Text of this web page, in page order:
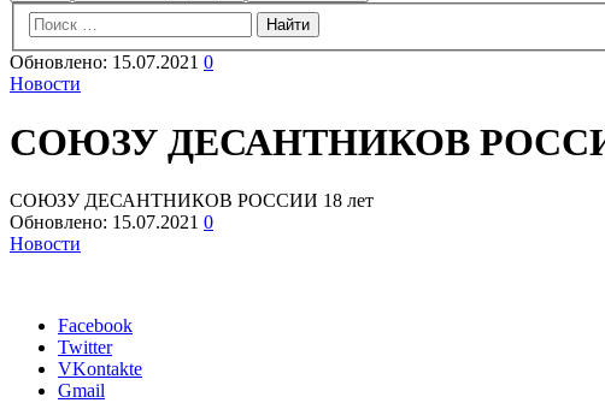
Обновлено: 15.07.2021 0
Новости
СОЮЗУ ДЕСАНТНИКОВ
СОЮЗУ ДЕСАНТНИКОВ РОССИИ 18 лет
Обновлено: 15.07.2021 0
Новости
Facebook
Twitter
VKontakte
Gmail